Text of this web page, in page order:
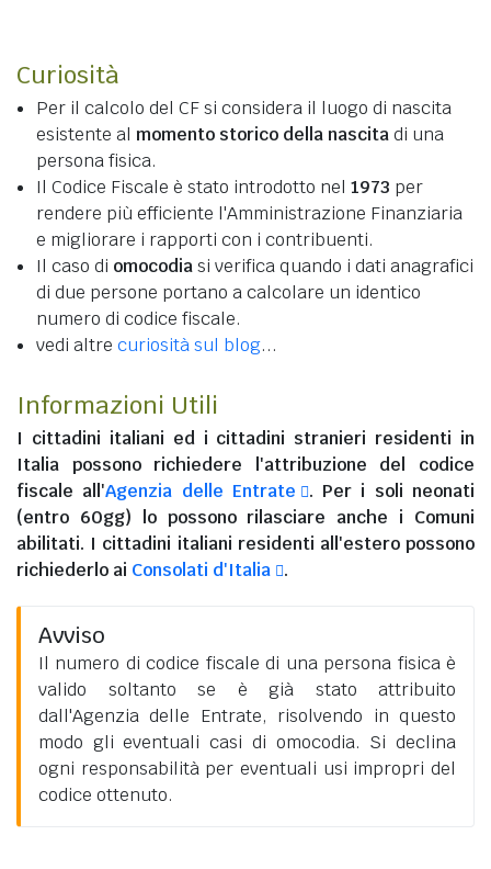
Curiosità
Per il calcolo del CF si considera il luogo di nascita
esistente al momento storico della nascitadi una
persona fisica.
Il Codice Fiscale è stato introdotto nel 1973 per
rendere più efficiente l'Amministrazione Finanziaria
e migliorare i rapporti con i contribuenti.
Il caso di omocodiasi verifica quando i dati anagrafici
di due persone portano a calcolare un identico
numero di codice fiscale.
vedi altre curiosità sul blog...
Informazioni Utili
I cittadini italiani ed i cittadini stranieri residenti in
Italia possono richiedere l'attribuzione del codice
fiscale all'Agenzia delle Entrate
. Per i soli neonati
(entro 60gg) lo possono rilasciare anche i Comuni
abilitati. I cittadini italiani residenti all'esteropossono
richiederlo ai Consolati d'Italia .
Avviso
Il numero di codice fiscale di una persona fisica è
valido soltanto se è già stato attribuito
dall'Agenzia delle Entrate, risolvendo in questo
modo gli eventuali casi di omocodia. Si declina
ogni responsabilità per eventuali usi impropri del
codice ottenuto.